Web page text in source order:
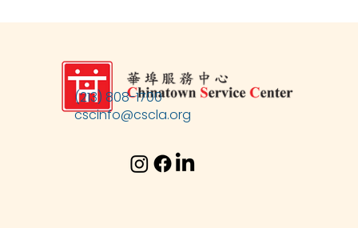
(213) 808-1700
cscinfo@cscla.org